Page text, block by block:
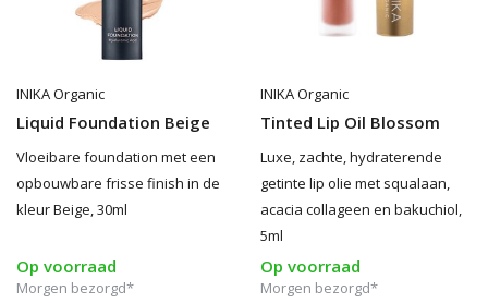
INIKA Organic
Liquid Foundation Beige
Vloeibare foundation met een
opbouwbare frisse finish in de
kleur Beige, 30ml
Op voorraad
Morgen bezorgd*
INIKA Organic
Tinted Lip Oil Blossom
Luxe, zachte, hydraterende
getinte lip olie met squalaan,
acacia collageen en bakuchiol,
5ml
Op voorraad
Morgen bezorgd*